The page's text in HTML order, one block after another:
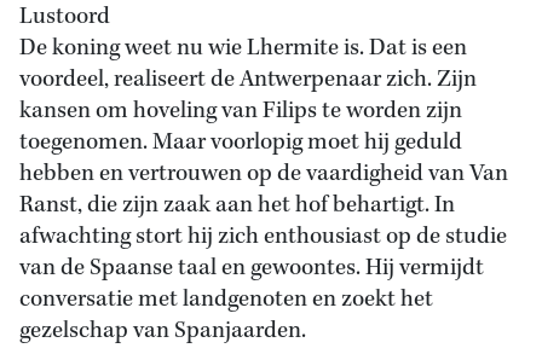
Lustoord
De koning weet nu wie Lhermite is. Dat is een
voordeel, realiseert de Antwerpenaar zich. Zijn
kansen om hoveling van Filips te worden zijn
toegenomen. Maar voorlopig moet hij geduld
hebben en vertrouwen op de vaardigheid van Van
Ranst, die zijn zaak aan het hof behartigt. In
afwachting stort hij zich enthousiast op de studie
van de Spaanse taal en gewoontes. Hij vermijdt
conversatie met landgenoten en zoekt het
gezelschap van Spanjaarden.